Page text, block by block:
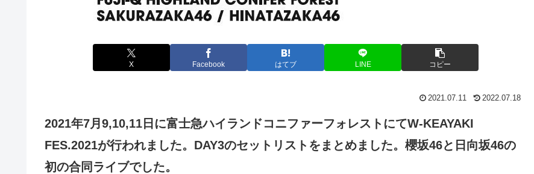
X Facebook はてブ LINE コピー
2021.07.11 2022.07.18
2021年7月9,10,11日に富士急ハイランドコニファーフォレストにてW-KEAYAKI
FES.2021が行われました。DAY3のセットリストをまとめました。櫻坂46と日向坂46の
初の合同ライブでした。